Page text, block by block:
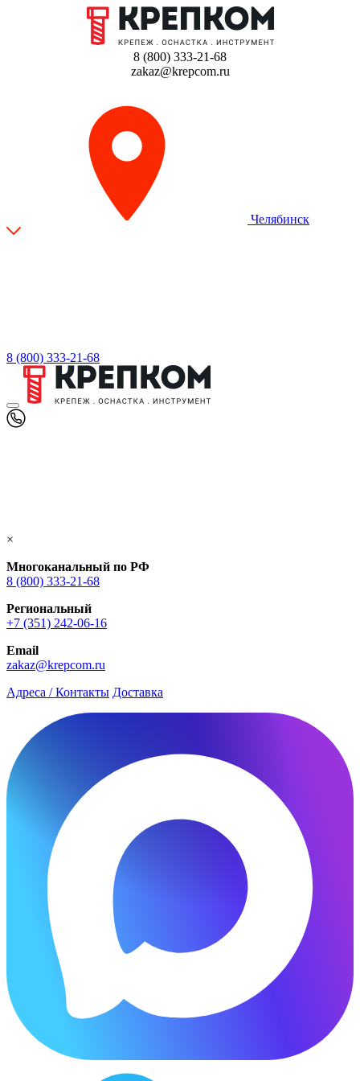
8 (800) 333-21-68
zakaz@krepcom.ru
Челябинск
8 (800) 333-21-68
×
Многоканальный по РФ
8 (800) 333‑21-68
Региональный
+7 (351) 242-06-16
Email
zakaz@krepcom.ru
Адреса / Контакты Доставка